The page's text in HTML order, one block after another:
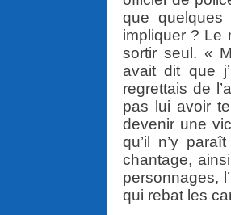
que quelques
impliquer ? Le
sortir seul. «
avait dit que
regrettais de
pas lui avoir
devenir une
qu’il n’y
chantage,
personnages,
qui rebat les